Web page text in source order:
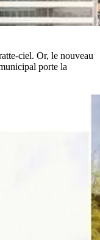
ciel. Or, le nouveau
porte la